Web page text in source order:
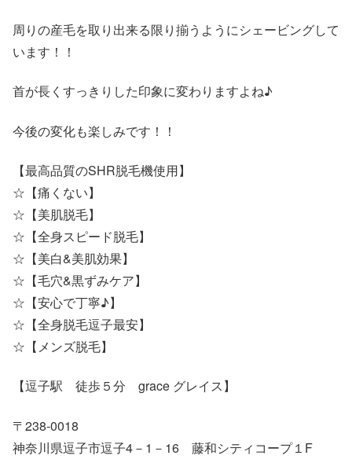
周りの産毛を取り出来る限り揃うようにシェービングして
います！！
首が長くすっきりした印象に変わりますよね♪
今後の変化も楽しみです！！
【最高品質のSHR脱毛機使用】
☆【痛くない】
☆【美肌脱毛】
☆【全身スピード脱毛】
☆【美白&美肌効果】
☆【毛穴&黒ずみケア】
☆【安心で丁寧♪】
☆【全身脱毛逗子最安】
☆【メンズ脱毛】
【逗子駅 徒歩５分 grace グレイス】
〒238-0018
神奈川県逗子市逗子4－1－16 藤和シティコープ１F